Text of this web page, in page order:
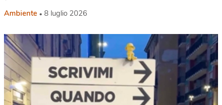
Ambiente 8 luglio 2026